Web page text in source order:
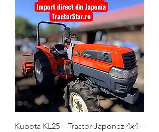
Kubota KL25 – Tractor Japonez 4x4 –